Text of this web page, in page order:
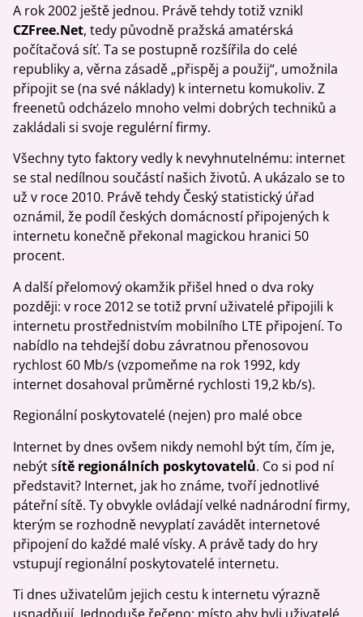
A rok 2002 ještě jednou. Právě tehdy totiž vznikl
CZFree.Net, tedy původně pražská amatérská
počítačová síť. Ta se postupně rozšířila do celé
republiky a, věrna zásadě „přispěj a použij“, umožnila
připojit se (na své náklady) k internetu komukoliv. Z
freenetů odcházelo mnoho velmi dobrých techniků a
zakládali si svoje regulérní firmy.
Všechny tyto faktory vedly k nevyhnutelnému: internet
se stal nedílnou součástí našich životů. A ukázalo se to
už v roce 2010. Právě tehdy Český statistický úřad
oznámil, že podíl českých domácností připojených k
internetu konečně překonal magickou hranici 50
procent.
A další přelomový okamžik přišel hned o dva roky
později: v roce 2012 se totiž první uživatelé připojili k
internetu prostřednistvím mobilního LTE připojení. To
nabídlo na tehdejší dobu závratnou přenosovou
rychlost 60 Mb/s (vzpomeňme na rok 1992, kdy
internet dosahoval průměrné rychlosti 19,2 kb/s).
Regionální poskytovatelé (nejen) pro malé obce
Internet by dnes ovšem nikdy nemohl být tím, čím je,
nebýt sítě regionálních poskytovatelů. Co si pod ní
představit? Internet, jak ho známe, tvoří jednotlivé
páteřní sítě. Ty obvykle ovládají velké nadnárodní firmy,
kterým se rozhodně nevyplatí zavádět internetové
připojení do každé malé vísky. A právě tady do hry
vstupují regionální poskytovatelé internetu.
Ti dnes uživatelům jejich cestu k internetu výrazně